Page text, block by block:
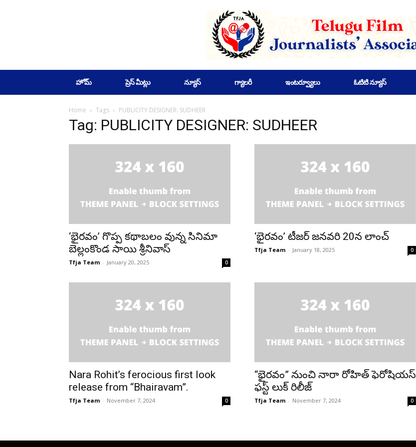
హోమ్ ప్రెస్ మీట్లు న్యూస్ గ్యాలరీ ఇంటర్వ్యూలు ఓటిటి న్యూస్
Home Tags PUBLICITY DESIGNER: SUDHEER
Tag: PUBLICITY DESIGNER: SUDHEER
‘భైరవం’ గొప్ప కథాబలం వున్న సినిమా
బెల్లంకొండ సాయి శ్రీనివాస్
Tfja Team - January 20, 2025 0
‘భైరవం’ టీజర్ జనవరి 20న లాంచ్
Tfja Team - January 18, 2025 0
Nara Rohit’s ferocious first look
release from “Bhairavam”.
Tfja Team - November 7, 2024 0
“భైరవం” నుంచి నారా రోహిత్ ఫెరోషియస్
ఫస్ట్ లుక్ రిలీజ్
Tfja Team - November 7, 2024 0